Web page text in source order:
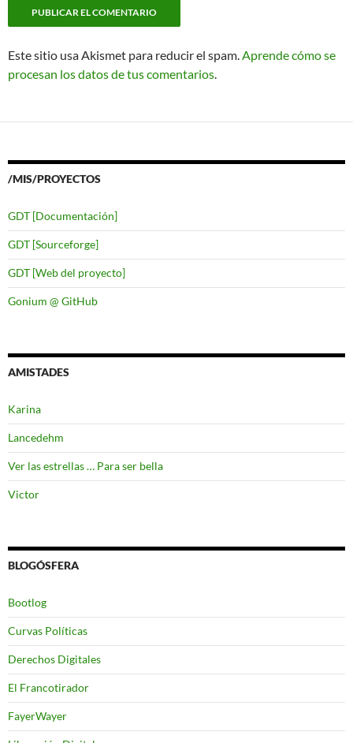
Este sitio usa Akismet para reducir el spam.Aprende cómo se
procesan los datos de tus comentarios.
/MIS/PROYECTOS
GDT [Documentación]
GDT [Sourceforge]
GDT [Web del proyecto]
Gonium @ GitHub
AMISTADES
Karina
Lancedehm
Ver las estrellas … Para ser bella
Victor
BLOGÓSFERA
Bootlog
Curvas Políticas
Derechos Digitales
El Francotirador
FayerWayer